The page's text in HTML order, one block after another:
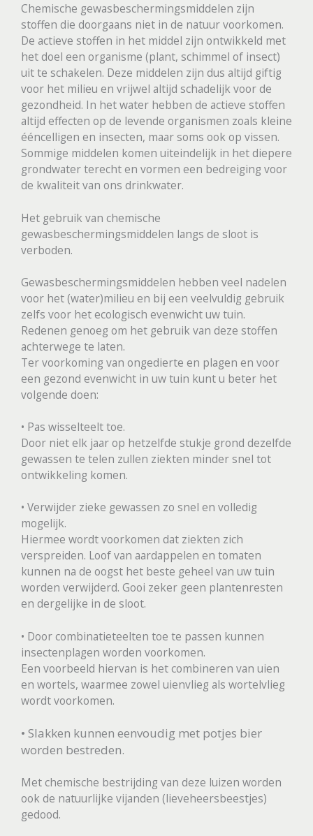
Chemische gewasbeschermingsmiddelen zijn
stoffen die doorgaans niet in de natuur voorkomen.
De actieve stoffen in het middel zijn ontwikkeld met
het doel een organisme (plant, schimmel of insect)
uit te schakelen. Deze middelen zijn dus altijd giftig
voor het milieu en vrijwel altijd schadelijk voor de
gezondheid. In het water hebben de actieve stoffen
altijd effecten op de levende organismen zoals kleine
ééncelligen en insecten, maar soms ook op vissen.
Sommige middelen komen uiteindelijk in het diepere
grondwater terecht en vormen een bedreiging voor
de kwaliteit van ons drinkwater.
Het gebruik van chemische
gewasbeschermingsmiddelen langs de sloot is
verboden.
Gewasbeschermingsmiddelen hebben veel nadelen
voor het (water)milieu en bij een veelvuldig gebruik
zelfs voor het ecologisch evenwicht uw tuin.
Redenen genoeg om het gebruik van deze stoffen
achterwege te laten.
Ter voorkoming van ongedierte en plagen en voor
een gezond evenwicht in uw tuin kunt u beter het
volgende doen:
• Pas wisselteelt toe.
Door niet elk jaar op hetzelfde stukje grond dezelfde
gewassen te telen zullen ziekten minder snel tot
ontwikkeling komen.
• Verwijder zieke gewassen zo snel en volledig
mogelijk.
Hiermee wordt voorkomen dat ziekten zich
verspreiden. Loof van aardappelen en tomaten
kunnen na de oogst het beste geheel van uw tuin
worden verwijderd. Gooi zeker geen plantenresten
en dergelijke in de sloot.
• Door combinatieteelten toe te passen kunnen
insectenplagen worden voorkomen.
Een voorbeeld hiervan is het combineren van uien
en wortels, waarmee zowel uienvlieg als wortelvlieg
wordt voorkomen.
• Slakken kunnen eenvoudig met potjes bier
worden bestreden.
Met chemische bestrijding van deze luizen worden
ook de natuurlijke vijanden (lieveheersbeestjes)
gedood.